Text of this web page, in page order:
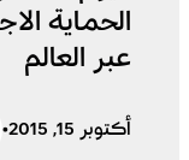
الحماية
عبر العالم
أكتوبر 15, 2015 •